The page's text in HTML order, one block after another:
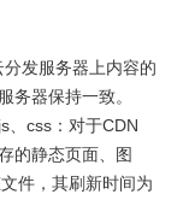
发服务器上内容的
务器保持一致。
、css：对于CDN
的静态页面、图
件，其刷新时间为